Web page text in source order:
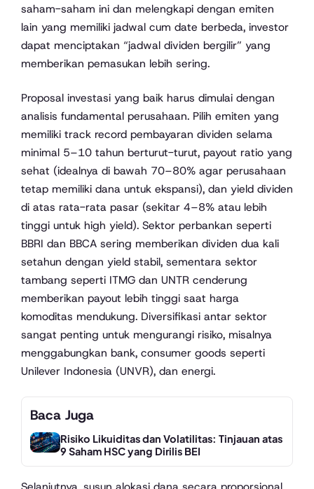
saham-saham ini dan melengkapi dengan emiten
lain yang memiliki jadwal cum date berbeda, investor
dapat menciptakan “jadwal dividen bergilir” yang
memberikan pemasukan lebih sering.
Proposal investasi yang baik harus dimulai dengan
analisis fundamental perusahaan. Pilih emiten yang
memiliki track record pembayaran dividen selama
minimal 5–10 tahun berturut-turut, payout ratio yang
sehat (idealnya di bawah 70–80% agar perusahaan
tetap memiliki dana untuk ekspansi), dan yield dividen
di atas rata-rata pasar (sekitar 4–8% atau lebih
tinggi untuk high yield). Sektor perbankan seperti
BBRI dan BBCA sering memberikan dividen dua kali
setahun dengan yield stabil, sementara sektor
tambang seperti ITMG dan UNTR cenderung
memberikan payout lebih tinggi saat harga
komoditas mendukung. Diversifikasi antar sektor
sangat penting untuk mengurangi risiko, misalnya
menggabungkan bank, consumer goods seperti
Unilever Indonesia (UNVR), dan energi.
Baca Juga
Risiko Likuiditas dan Volatilitas: Tinjauan atas
9 Saham HSC yang Dirilis BEI